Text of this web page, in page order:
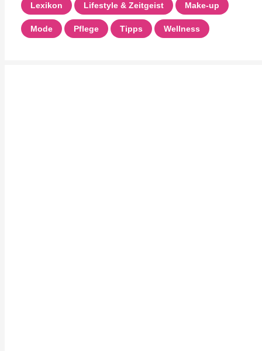
Lexikon Lifestyle & Zeitgeist Make-up
Mode Pflege Tipps Wellness